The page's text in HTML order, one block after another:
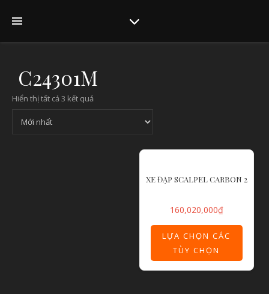
C24301M
Hiển thị tất cả 3 kết quả
XE ĐẠP SCALPEL CARBON 2
160,020,000₫
LỰA CHỌN CÁC
TÙY CHỌN